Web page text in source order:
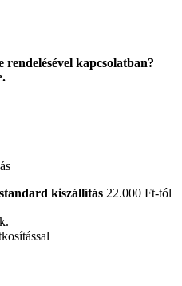
rendelésével kapcsolatban?
kiszállítás 22.000 Ft-tól